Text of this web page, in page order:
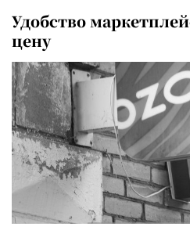
Удобство
цену